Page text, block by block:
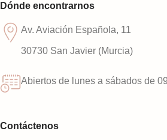
Dónde encontrarnos
Av. Aviación Española, 11
30730 San Javier (Murcia)
Abiertos de lunes a sábados de
Contáctenos